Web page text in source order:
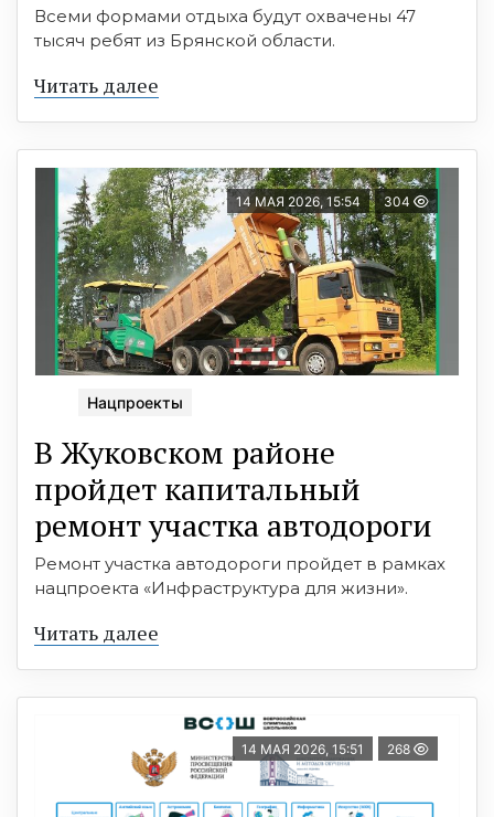
Всеми формами отдыха будут охвачены 47
тысяч ребят из Брянской области.
Читать далее
14 МАЯ 2026, 15:54 304
Нацпроекты
В Жуковском районе
пройдет капитальный
ремонт участка автодороги
Ремонт участка автодороги пройдет в рамках
нацпроекта «Инфраструктура для жизни».
Читать далее
14 МАЯ 2026, 15:51 268